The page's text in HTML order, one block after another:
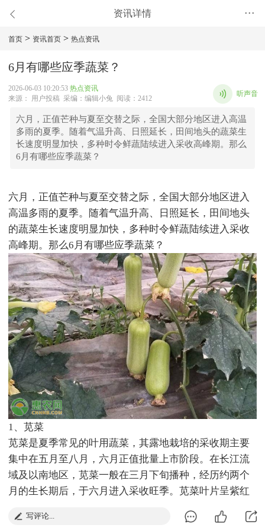
资讯详情 •••
首页 > 资讯首页 > 热点资讯
6月有哪些应季蔬菜？
2026-06-03 10:20:53 热点资讯
来源： 用户投稿 采编：编辑小兔 阅读：2412
听声音
六月，正值芒种与夏至交替之际，全国大部分地区进入高温
多雨的夏季。随着气温升高、日照延长，田间地头的蔬菜生
长速度明显加快，多种时令鲜蔬陆续进入采收高峰期。那么
6月有哪些应季蔬菜？
六月，正值芒种与夏至交替之际，全国大部分地区进入
高温多雨的夏季。随着气温升高、日照延长，田间地头
的蔬菜生长速度明显加快，多种时令鲜蔬陆续进入采收
高峰期。那么6月有哪些应季蔬菜？
1、苋菜
苋菜是夏季常见的叶用蔬菜，其露地栽培的采收期主要
集中在五月至八月，六月正值批量上市阶段。在长江流
域及以南地区，苋菜一般在三月下旬播种，经历约两个
月的生长期后，于六月进入采收旺季。苋菜叶片呈紫红
夏季高温条件下生长迅速，六月的苋菜纤维细、水分
写评论...